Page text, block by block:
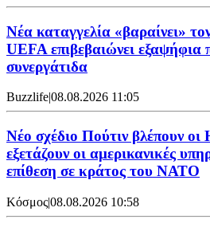
Νέα καταγγελία «βαραίνει»
UEFA επιβεβαιώνει
συνεργάτιδα
Buzzlife|08.08.2026 11:05
Νέο σχέδιο Πούτιν βλέπουν
εξετάζουν οι αμερικανικές
επίθεση σε κράτος του ΝΑΤΟ
Κόσμος|08.08.2026 10:58